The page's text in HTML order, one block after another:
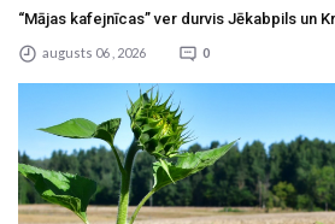
“Mājas kafejnīcas” ver durvis Jēkabpils un
augusts 06 , 2026 0